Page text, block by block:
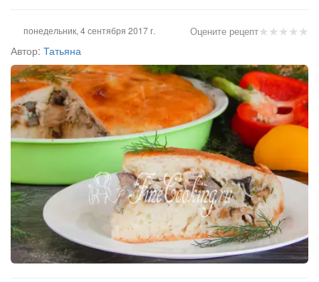
★★★★★
Оцените рецепт
понедельник, 4 сентября 2017 г.
Автор: Татьяна